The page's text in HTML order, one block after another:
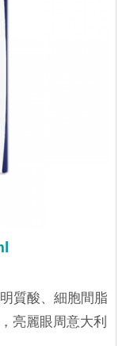
質酸、細胞間脂
亮麗眼周意大利